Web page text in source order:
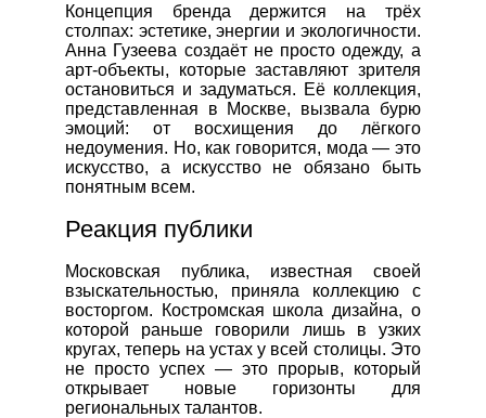
Концепция бренда держится на трёх
столпах: эстетике, энергии и экологичности.
Анна Гузеева создаёт не просто одежду, а
арт-объекты, которые заставляют зрителя
остановиться и задуматься. Её коллекция,
представленная в Москве, вызвала бурю
эмоций: от восхищения до лёгкого
недоумения. Но, как говорится, мода — это
искусство, а искусство не обязано быть
понятным всем.
Реакция публики
Московская публика, известная своей
взыскательностью, приняла коллекцию с
восторгом. Костромская школа дизайна, о
которой раньше говорили лишь в узких
кругах, теперь на устах у всей столицы. Это
не просто успех — это прорыв, который
открывает новые горизонты для
региональных талантов.